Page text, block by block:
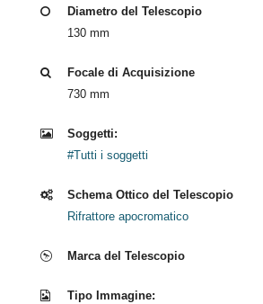
Diametro del Telescopio
130 mm
Focale di Acquisizione
730 mm
Soggetti:
#Tutti i soggetti
Schema Ottico del Telescopio
Rifrattore apocromatico
Marca del Telescopio
Tipo Immagine: